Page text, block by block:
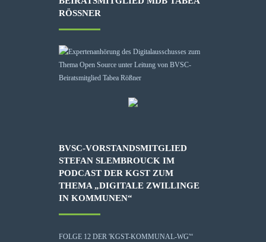
RÖSSNER
BVSC-VORSTANDSMITGLIED
STEFAN SLEMBROUCK IM
PODCAST DER KGST ZUM
THEMA „DIGITALE ZWILLINGE
IN KOMMUNEN“
FOLGE 12 DER 'KGST-KOMMUNAL-WG'“